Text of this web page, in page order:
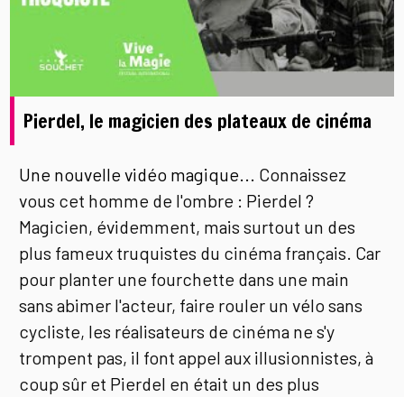
Pierdel, le magicien des plateaux de cinéma
Une nouvelle vidéo magique... Connaissez
vous cet homme de l'ombre : Pierdel ?
Magicien, évidemment, mais surtout un des
plus fameux truquistes du cinéma français. Car
pour planter une fourchette dans une main
sans abimer l'acteur, faire rouler un vélo sans
cycliste, les réalisateurs de cinéma ne s'y
trompent pas, il font appel aux illusionnistes, à
coup sûr et Pierdel en était un des plus